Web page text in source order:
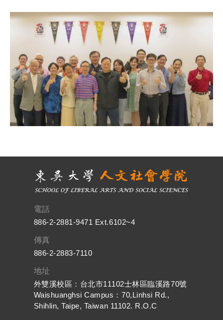
電話
886-2-2881-9471 Ext.6102~4
傳真
886-2-2883-7110
地址
外雙溪校區：台北市11102士林區臨溪路70號
Waishuanghsi Campus：70,Linhsi Rd.,
Shihlin, Taipe, Taiwan 11102. R.O.C